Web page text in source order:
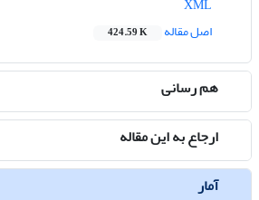
اصل مقاله
424.59 K
هم رسانی
ارجاع به این مقاله
آمار